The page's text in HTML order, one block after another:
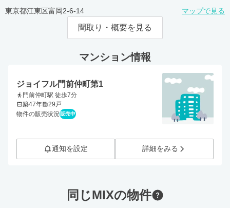
東京都江東区富岡2-6-14 マップで見る
間取り・概要を見る
マンション情報
ジョイフル門前仲町第1
門前仲町駅 徒歩7分
築47年
29戸
物件の販売状況 販売中
通知を設定 詳細をみる
同じMIXの物件